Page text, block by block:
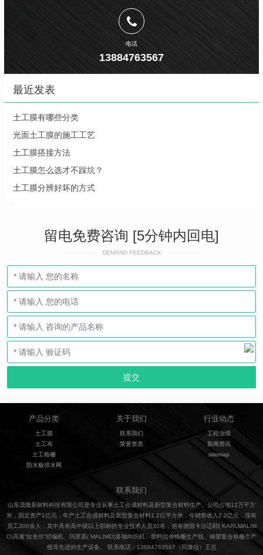
电话
13884763567
最近发表
土工膜有哪些分类
光面土工膜的施工工艺
土工膜搭接方法
土工膜怎么选才不踩坑？
土工膜分辨好坏的方式
留电免费咨询 [5分钟内回电]
DEMAND FEEDBACK
产品分类
土工膜
土工布
土工格栅
防水板排水网
关于我们
联系我们
荣誉资质
行业动态
工程业绩
新闻资讯
sitemap
联系我们
山东茂隆新材料科技有限公司是专业从事土工合成材料及新型复合材料生产。公司占地12万平方
米，固定资产1亿元，年产土工合成材料及新型复合材料1.2亿平方米，年销售收入2.2亿元，现有
员工300余人，其中具有高中级以上职称的专业技术人员30名，拥有德国卡尔迈耶( KARLMALIM
O)高速“拉舍尔”经编机、玛里莫( MALIMO)多轴向织机、塑料拉伸格栅生产线、钢塑复合格栅生产
线等先进的生产设备。 联系电话：13884763567（同微信）王总